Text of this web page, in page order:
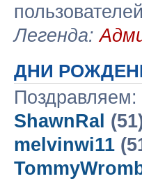
пользователей
Легенда:
ДНИ
Поздравляем:
ShawnRal
melvinwi11